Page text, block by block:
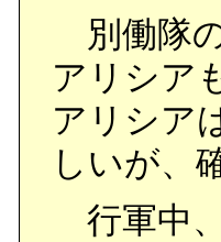
別働隊
アリシア
アリシア
しいが、
行軍中